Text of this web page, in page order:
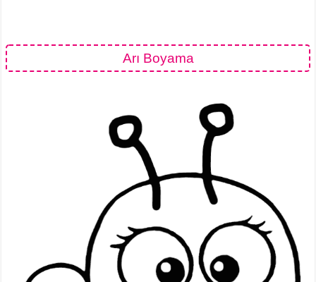
Arı Boyama